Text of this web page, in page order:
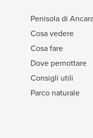
Penisola di
Cosa vedere
Cosa fare
Dove pernottare
Consigli utili
Parco naturale